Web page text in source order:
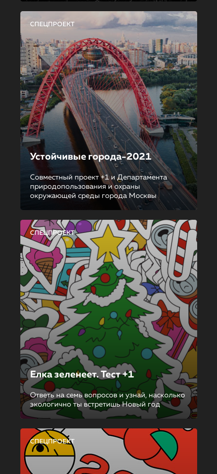
СПЕЦПРОЕКТ
Устойчивые города-2021
Совместный проект +1 и Департамента
природопользования и охраны
окружающей среды города Москвы
СПЕЦПРОЕКТ
Елка зеленеет. Тест +1
Ответь на семь вопросов и узнай, насколько
экологично ты встретишь Новый год
СПЕЦПРОЕКТ